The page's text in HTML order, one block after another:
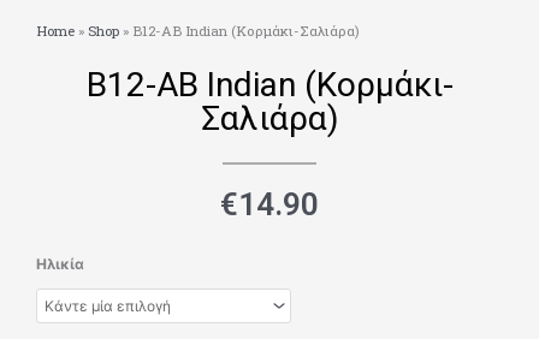
Home » Shop » Β12-ΑΒ Indian (Κορμάκι-Σαλιάρα)
Β12-ΑΒ Indian (Κορμάκι-
Σαλιάρα)
€14.90
Ηλικία
Β12-
ΑΒ
Indian